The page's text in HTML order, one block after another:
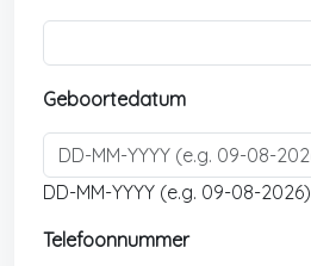
Geboortedatum
DD-MM-YYYY (e.g. 09-08-2026)
Telefoonnummer